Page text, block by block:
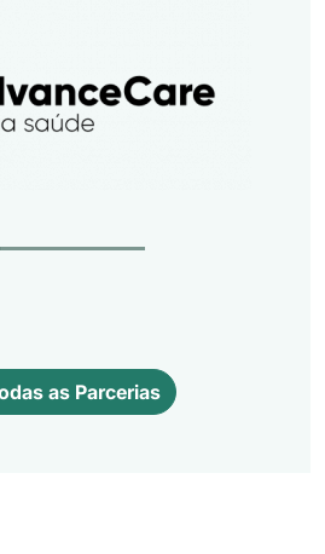
as Parcerias